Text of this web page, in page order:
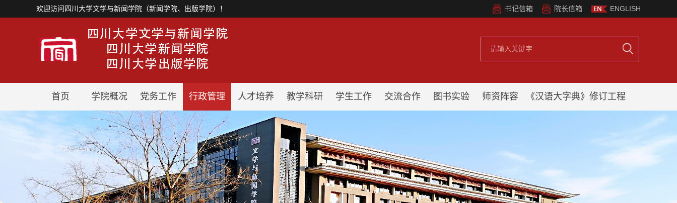
欢迎访问四川大学文学与新闻学院（新闻学院、出版学院）！ ENGLISH
院长信箱
书记信箱
首页 学院概况 党务工作 行政管理 人才培养 教学科研 学生工作 交流合作 图书实验 师资阵容 《汉语大字典》修订工程